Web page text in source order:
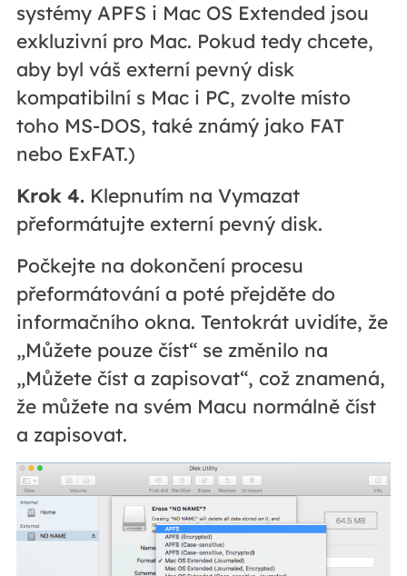
systémy APFS i Mac OS Extended jsou
exkluzivní pro Mac. Pokud tedy chcete,
aby byl váš externí pevný disk
kompatibilní s Mac i PC, zvolte místo
toho MS-DOS, také známý jako FAT
nebo ExFAT.)
Krok 4.Klepnutím na Vymazat
přeformátujte externí pevný disk.
Počkejte na dokončení procesu
přeformátování a poté přejděte do
informačního okna. Tentokrát uvidíte, že
„Můžete pouze číst“ se změnilo na
„Můžete číst a zapisovat“, což znamená,
že můžete na svém Macu normálně číst
a zapisovat.